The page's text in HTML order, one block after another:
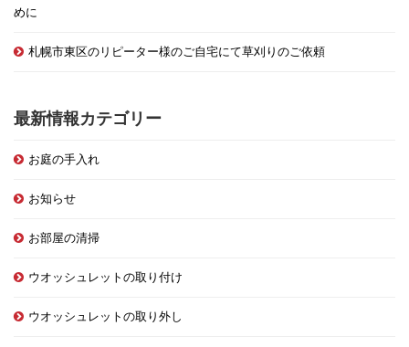
めに
札幌市東区のリピーター様のご自宅にて草刈りのご依頼
最新情報カテゴリー
お庭の手入れ
お知らせ
お部屋の清掃
ウオッシュレットの取り付け
ウオッシュレットの取り外し